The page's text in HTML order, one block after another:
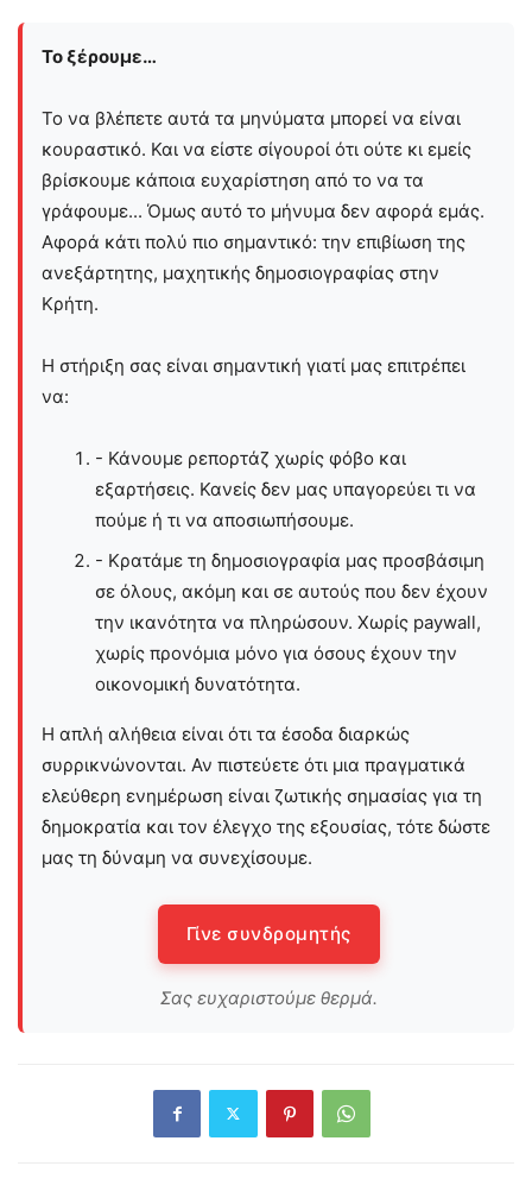
Το ξέρουμε…
Το να βλέπετε αυτά τα μηνύματα μπορεί να είναι
κουραστικό. Και να είστε σίγουροί ότι ούτε κι εμείς
βρίσκουμε κάποια ευχαρίστηση από το να τα
γράφουμε... Όμως αυτό το μήνυμα δεν αφορά εμάς.
Αφορά κάτι πολύ πιο σημαντικό: την επιβίωση της
ανεξάρτητης, μαχητικής δημοσιογραφίας στην
Kρήτη.
Η στήριξη σας είναι σημαντική γιατί μας επιτρέπει
να:
- Κάνουμε ρεπορτάζ χωρίς φόβο και
εξαρτήσεις. Κανείς δεν μας υπαγορεύει τι να
πούμε ή τι να αποσιωπήσουμε.
- Κρατάμε τη δημοσιογραφία μας προσβάσιμη
σε όλους, ακόμη και σε αυτούς που δεν έχουν
την ικανότητα να πληρώσουν. Χωρίς paywall,
χωρίς προνόμια μόνο για όσους έχουν την
οικονομική δυνατότητα.
Η απλή αλήθεια είναι ότι τα έσοδα διαρκώς
συρρικνώνονται. Αν πιστεύετε ότι μια πραγματικά
ελεύθερη ενημέρωση είναι ζωτικής σημασίας για τη
δημοκρατία και τον έλεγχο της εξουσίας, τότε δώστε
μας τη δύναμη να συνεχίσουμε.
Γίνε συνδρομητής
Σας ευχαριστούμε θερμά.